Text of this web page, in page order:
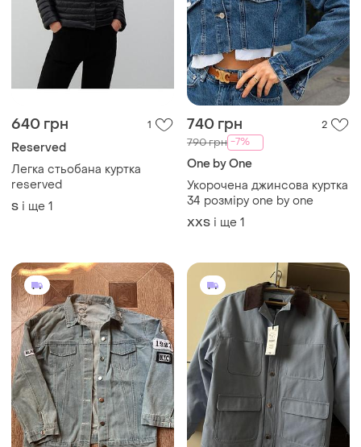
640 грн 1
Reserved
Легка стьобана куртка
reserved
S і ще 1
740 грн 2
790 грн -7%
One by One
Укорочена джинсова куртка
34 розміру one by one
XХS і ще 1